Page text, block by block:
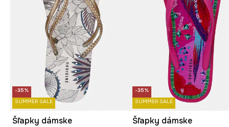
-35%
SUMMER SALE
Šľapky dámske
-35%
SUMMER SALE
Šľapky dámske